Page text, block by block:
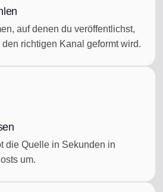
auf denen du veröffentlichst,
richtigen Kanal geformt wird.
die Quelle in Sekunden in
um.